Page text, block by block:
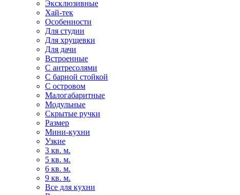
Эксклюзивные
Хай-тек
Особенности
Для студии
Для хрущевки
Для дачи
Встроенные
С антресолями
С барной стойкой
С островом
Малогабаритные
Модульные
Скрытые ручки
Размер
Мини-кухни
Узкие
3 кв. м.
5 кв. м.
6 кв. м.
9 кв. м.
Все для кухни